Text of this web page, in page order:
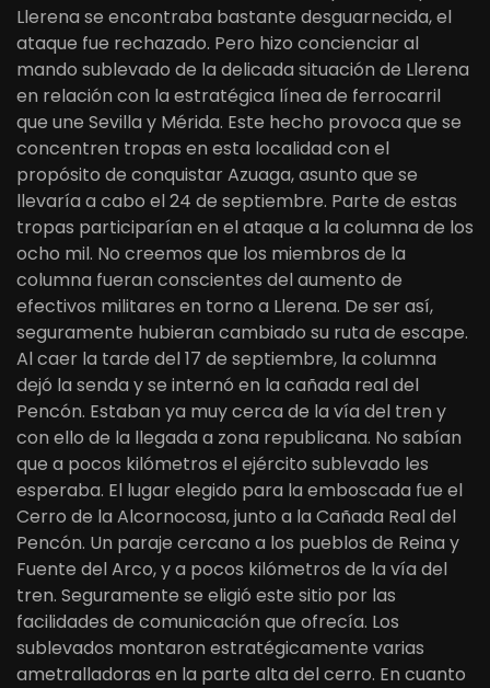
Llerena se encontraba bastante desguarnecida, el
ataque fue rechazado. Pero hizo concienciar al
mando sublevado de la delicada situación de Llerena
en relación con la estratégica línea de ferrocarril
que une Sevilla y Mérida. Este hecho provoca que se
concentren tropas en esta localidad con el
propósito de conquistar Azuaga, asunto que se
llevaría a cabo el 24 de septiembre. Parte de estas
tropas participarían en el ataque a la columna de los
ocho mil. No creemos que los miembros de la
columna fueran conscientes del aumento de
efectivos militares en torno a Llerena. De ser así,
seguramente hubieran cambiado su ruta de escape.
Al caer la tarde del 17 de septiembre, la columna
dejó la senda y se internó en la cañada real del
Pencón. Estaban ya muy cerca de la vía del tren y
con ello de la llegada a zona republicana. No sabían
que a pocos kilómetros el ejército sublevado les
esperaba. El lugar elegido para la emboscada fue el
Cerro de la Alcornocosa, junto a la Cañada Real del
Pencón. Un paraje cercano a los pueblos de Reina y
Fuente del Arco, y a pocos kilómetros de la vía del
tren. Seguramente se eligió este sitio por las
facilidades de comunicación que ofrecía. Los
sublevados montaron estratégicamente varias
ametralladoras en la parte alta del cerro. En cuanto